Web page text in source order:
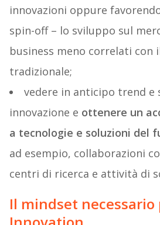
innovazioni oppure
spin-off – lo sviluppo sul
business meno correlati con
tradizionale;
vedere in anticipo trend e
innovazione e ottenere un
a tecnologie e soluzioni del
ad esempio, collaborazioni
centri di ricerca e attività di
Il mindset necessario